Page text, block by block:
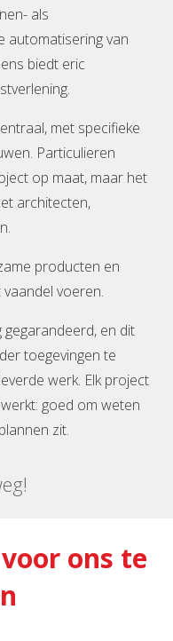
als
automatisering van
biedt eric
met specifieke
Particulieren
op maat, maar het
architecten,
producten en
voeren.
en dit
toegevingen te
werk. Elk project
goed om weten
zit.
ons te